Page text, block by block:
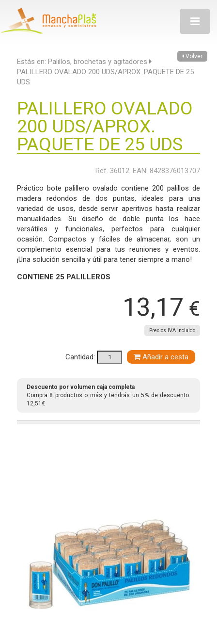
Toggle
navigation
Volver
Estás en: Palillos, brochetas y agitadores
PALILLERO OVALADO 200 UDS/APROX. PAQUETE DE 25
UDS
PALILLERO OVALADO
200 UDS/APROX.
PAQUETE DE 25 UDS
Ref. 36012. EAN: 8428376013707
Práctico bote palillero ovalado contiene 200 palillos de
madera redondos de dos puntas, ideales para una
variedad de usos, desde servir aperitivos hasta realizar
manualidades. Su diseño de doble punta los hace
versátiles y funcionales, perfectos para cualquier
ocasión. Compactos y fáciles de almacenar, son un
complemento esencial para tus reuniones y eventos.
¡Una solución sencilla y útil para tener siempre a mano!
CONTIENE 25 PALILLEROS
13,17 €
Precios IVA incluido
Cantidad: Añadir a cesta
Descuento por volumen caja completa
Compra 8 productos o más y tendrás un 5% de descuento:
12,51€